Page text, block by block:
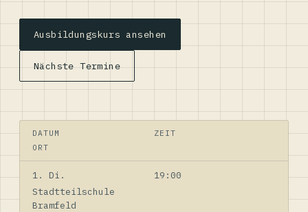
Ausbildungskurs ansehen
Nächste Termine
DATUM
ZEIT
ORT
1. Di.
19:00
Stadtteilschule
Bramfeld